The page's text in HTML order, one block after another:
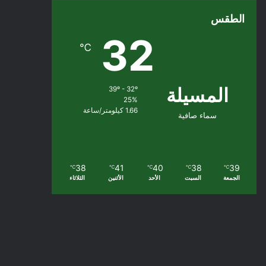
الطقس
المسيلة
سماء صافية
32
℃
39º - 32º
25%
1.66 كيلومتر/ساعة
39
℃
الجمعة
38
℃
السبت
40
℃
الأحد
41
℃
الأثنين
38
℃
الثلاثاء